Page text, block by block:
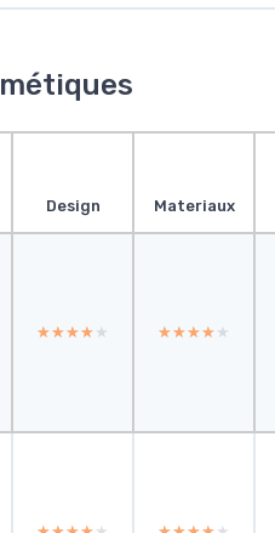
Design Materiaux
★★★★★
★★★★★ ★★★★★
★★★★★